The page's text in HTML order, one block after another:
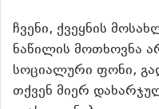
ჩვენი, ქვეყნის
ნაწილის მოთხოვნა
სოციალური ფონი,
თქვენ მიერ